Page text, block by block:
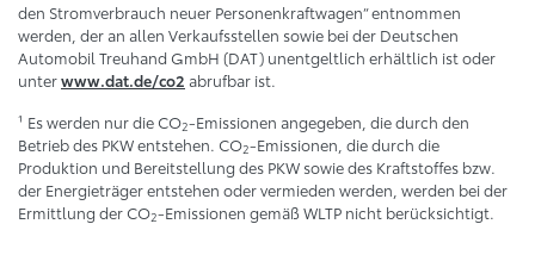
den Stromverbrauch neuer Personenkraftwagen“ entnommen
werden, der an allen Verkaufsstellen sowie bei der Deutschen
Automobil Treuhand GmbH (DAT) unentgeltlich erhältlich ist oder
unterwww.dat.de/co2 abrufbar ist.
¹ Es werden nur die CO2-Emissionen angegeben, die durch den
Betrieb des PKW entstehen. CO2-Emissionen, die durch die
Produktion und Bereitstellung des PKW sowie des Kraftstoffes bzw.
der Energieträger entstehen oder vermieden werden, werden bei der
Ermittlung der CO2-Emissionen gemäß WLTP nicht berücksichtigt.